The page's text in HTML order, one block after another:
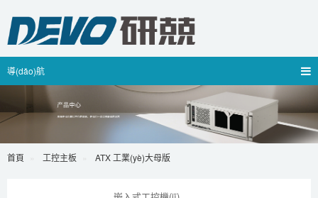
導(dǎo)航
首頁 工控主板 ATX 工業(yè)大母版